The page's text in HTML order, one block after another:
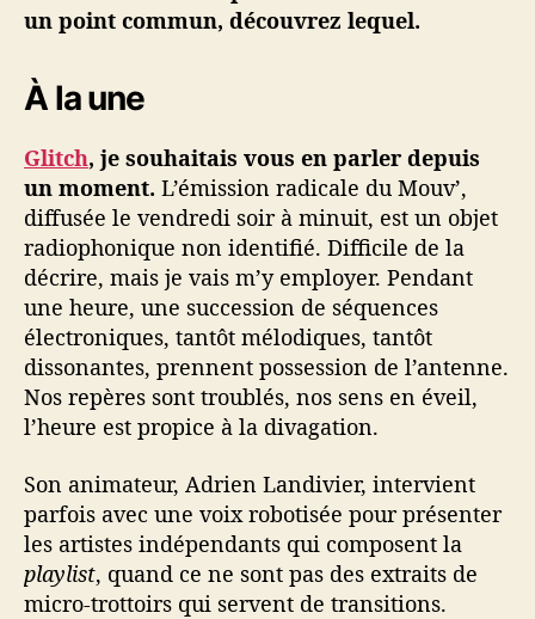
2
n
un point commun, découvrez lequel.
À la une
Glitch, je souhaitais vous en parler depuis
un moment. L’émission radicale du Mouv’,
diffusée le vendredi soir à minuit, est un objet
radiophonique non identifié. Difficile de la
décrire, mais je vais m’y employer. Pendant
une heure, une succession de séquences
électroniques, tantôt mélodiques, tantôt
dissonantes, prennent possession de l’antenne.
Nos repères sont troublés, nos sens en éveil,
l’heure est propice à la divagation.
Son animateur, Adrien Landivier, intervient
parfois avec une voix robotisée pour présenter
les artistes indépendants qui composent la
playlist, quand ce ne sont pas des extraits de
micro-trottoirs qui servent de transitions.